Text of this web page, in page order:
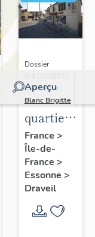
Aperçu
Dossier
Réalisé par
Blanc Brigitte
quartier
de
Mainville
France >
Île-de-
France >
Essonne >
Draveil